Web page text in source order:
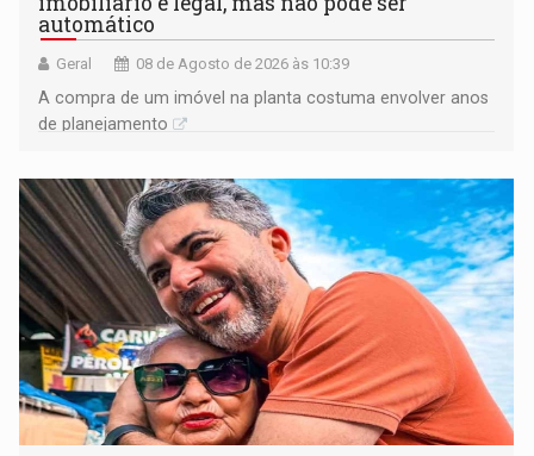
automático
Geral 08 de Agosto de 2026 às 10:39
A compra de um imóvel na planta costuma envolver anos
de planejamento